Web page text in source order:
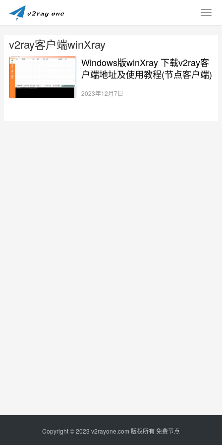
v2ray客户端winXray
Windows版winXray 下载v2ray客
户端地址及使用教程(节点客户端)
2023年12月7日
Copyright © 2023 v2rayone.com 版权所有 免费节点